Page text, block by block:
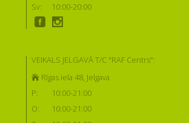
Sv:
10:00-20:00
VEIKALS JELGAVĀ T/C "RAF Centrs":
Rīgas iela 48, Jelgava
P:
10:00-21:00
O:
10:00-21:00